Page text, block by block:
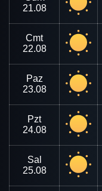
21.08
Cmt
22.08
Paz
23.08
Pzt
24.08
Sal
25.08